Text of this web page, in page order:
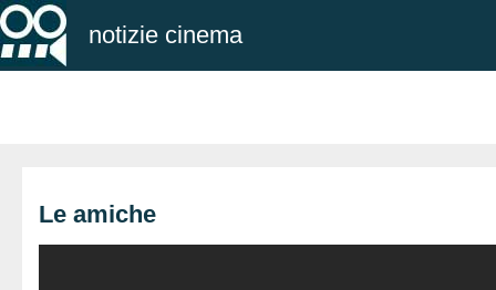
notizie cinema
Le amiche